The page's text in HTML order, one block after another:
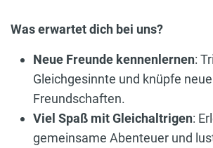
Was erwartet dich bei uns?
Neue Freunde kennenlernen:
Gleichgesinnte und knüpfe neue
Freundschaften.
Viel Spaß mit Gleichaltrigen:
gemeinsame Abenteuer und